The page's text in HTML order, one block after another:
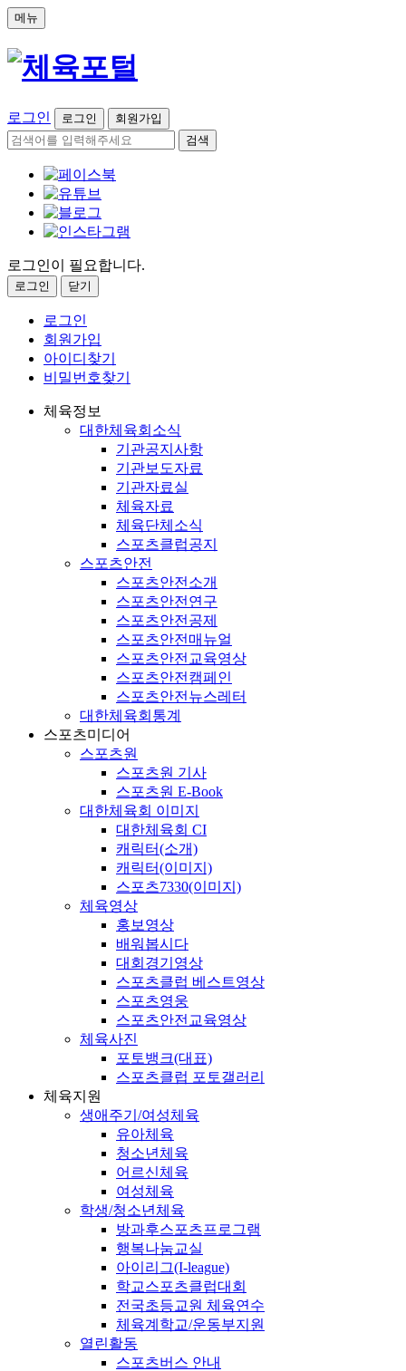
메뉴
로그인 로그인
회원가입
검색
로그인이 필요합니다.
로그인 닫기
로그인
회원가입
아이디찾기
비밀번호찾기
체육정보
대한체육회소식
기관공지사항
기관보도자료
기관자료실
체육자료
체육단체소식
스포츠클럽공지
스포츠안전
스포츠안전소개
스포츠안전연구
스포츠안전공제
스포츠안전매뉴얼
스포츠안전교육영상
스포츠안전캠페인
스포츠안전뉴스레터
대한체육회통계
스포츠미디어
스포츠원
스포츠원 기사
스포츠원 E-Book
대한체육회 이미지
대한체육회 CI
캐릭터(소개)
캐릭터(이미지)
스포츠7330(이미지)
체육영상
홍보영상
배워봅시다
대회경기영상
스포츠클럽 베스트영상
스포츠영웅
스포츠안전교육영상
체육사진
포토뱅크(대표)
스포츠클럽 포토갤러리
체육지원
생애주기/여성체육
유아체육
청소년체육
어르신체육
여성체육
학생/청소년체육
방과후스포츠프로그램
행복나눔교실
아이리그(I-league)
학교스포츠클럽대회
전국초등교원 체육연수
체육계학교/운동부지원
열린활동
스포츠버스 안내